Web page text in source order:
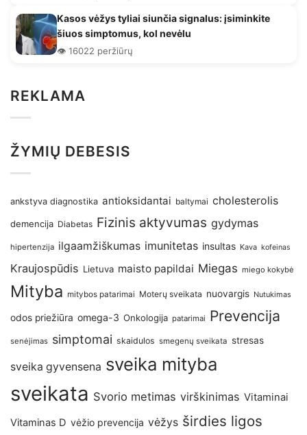
Kasos vėžys tyliai siunčia signalus: įsiminkite
šiuos simptomus, kol nevėlu
👁️ 16022 peržiūrų
REKLAMA
ŽYMIŲ DEBESIS
ankstyva diagnostika antioksidantai baltymai cholesterolis
demencija Diabetas Fizinis aktyvumas gydymas
hipertenzija ilgaamžiškumas imunitetas insultas Kava kofeinas
Kraujospūdis Lietuva maisto papildai Miegas miego kokybė
Mityba mitybos patarimai Moterų sveikata nuovargis Nutukimas
odos priežiūra omega-3 Onkologija patarimai Prevencija
senėjimas simptomai skaidulos smegenų sveikata stresas
sveika gyvensena sveika mityba
sveikata Svorio metimas virškinimas Vitaminai
Vitaminas D vėžio prevencija vėžys širdies ligos